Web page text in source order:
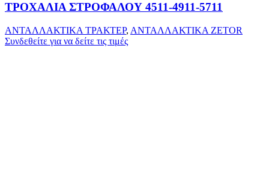
ΤΡΟΧΑΛΙΑ ΣΤΡΟΦΑΛΟΥ 4511-4911-5711
ΑΝΤΑΛΛΑΚΤΙΚΑ ΤΡΑΚΤΕΡ, ΑΝΤΑΛΛΑΚΤΙΚΑ ZETOR
Συνδεθείτε για να δείτε τις τιμές